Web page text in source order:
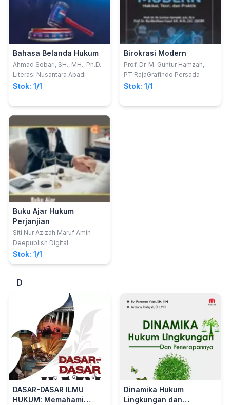
Bahasa Belanda Hukum
Ahmad Sobari, SH., MH., Ph.D.
Literasi Nusantara Abadi
Stok: 1/1
Birokrasi Modern
Prof. Dr. M. Guntur Hamzah,
S.H., M.H.; Prof. Dr. Ria
Mardiana Yusuf, S.E., M.Si.,
CLC., CHCBP.
PT RajaGrafindo Persada
Stok: 1/1
Buku Ajar Hukum
Perjanjian
Siti Nur Azizah Maruf Amin
Deepublish Digital
Stok: 1/1
D
DASAR-DASAR ILMU
HUKUM: Memahami
Dinamika Hukum
Lingkungan dan